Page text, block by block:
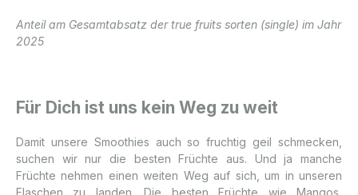
Anteil am Gesamtabsatz der true fruits sorten (single) im Jahr
2025
Für Dich ist uns kein Weg zu weit
Damit unsere Smoothies auch so fruchtig geil schmecken,
suchen wir nur die besten Früchte aus. Und ja manche
Früchte nehmen einen weiten Weg auf sich, um in unseren
Flaschen zu landen. Die besten Früchte wie Mangos,